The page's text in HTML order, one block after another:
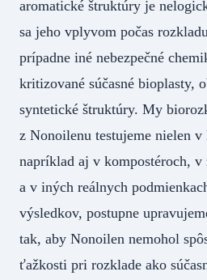
aromatické štruktúry je
sa jeho vplyvom počas
prípadne iné nebezpečné
kritizované súčasné bioplasty,
syntetické štruktúry. My
z Nonoilenu testujeme nielen v
napríklad aj v kompostéroch, v
a v iných reálnych
výsledkov, postupne
tak, aby Nonoilen nemohol
ťažkosti pri rozklade ako